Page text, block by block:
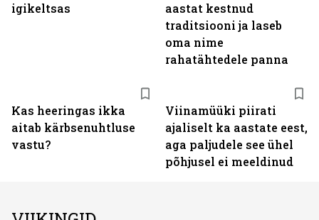
igikeltsas
aastat kestnud
traditsiooni ja laseb
oma nime
rahatähtedele panna
Kas heeringas ikka
aitab kärbsenuhtluse
vastu?
Viinamüüki piirati
ajaliselt ka aastate eest,
aga paljudele see ühel
põhjusel ei meeldinud